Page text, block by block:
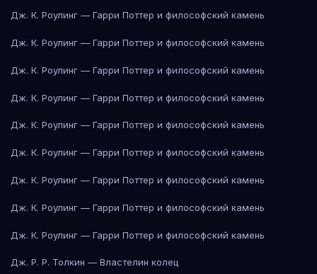
Дж. К. Роулинг — Гарри Поттер и философский камень
Дж. К. Роулинг — Гарри Поттер и философский камень
Дж. К. Роулинг — Гарри Поттер и философский камень
Дж. К. Роулинг — Гарри Поттер и философский камень
Дж. К. Роулинг — Гарри Поттер и философский камень
Дж. К. Роулинг — Гарри Поттер и философский камень
Дж. К. Роулинг — Гарри Поттер и философский камень
Дж. К. Роулинг — Гарри Поттер и философский камень
Дж. К. Роулинг — Гарри Поттер и философский камень
Дж. Р. Р. Толкин — Властелин колец